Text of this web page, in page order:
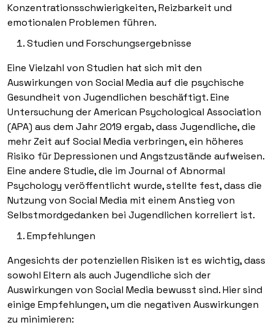
Konzentrationsschwierigkeiten, Reizbarkeit und
emotionalen Problemen führen.
Studien und Forschungsergebnisse
Eine Vielzahl von Studien hat sich mit den
Auswirkungen von Social Media auf die psychische
Gesundheit von Jugendlichen beschäftigt. Eine
Untersuchung der American Psychological Association
(APA) aus dem Jahr 2019 ergab, dass Jugendliche, die
mehr Zeit auf Social Media verbringen, ein höheres
Risiko für Depressionen und Angstzustände aufweisen.
Eine andere Studie, die im Journal of Abnormal
Psychology veröffentlicht wurde, stellte fest, dass die
Nutzung von Social Media mit einem Anstieg von
Selbstmordgedanken bei Jugendlichen korreliert ist.
Empfehlungen
Angesichts der potenziellen Risiken ist es wichtig, dass
sowohl Eltern als auch Jugendliche sich der
Auswirkungen von Social Media bewusst sind. Hier sind
einige Empfehlungen, um die negativen Auswirkungen
zu minimieren: